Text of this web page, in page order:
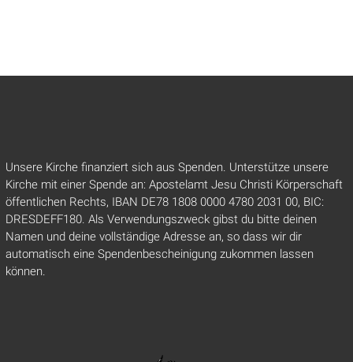
Unsere Kirche finanziert sich aus Spenden. Unterstütze unsere
Kirche mit einer Spende an: Apostelamt Jesu Christi Körperschaft
öffentlichen Rechts, IBAN DE78 1808 0000 4780 2031 00, BIC:
DRESDEFF180. Als Verwendungszweck gibst du bitte deinen
Namen und deine vollständige Adresse an, so dass wir dir
automatisch eine Spendenbescheinigung zukommen lassen
können.